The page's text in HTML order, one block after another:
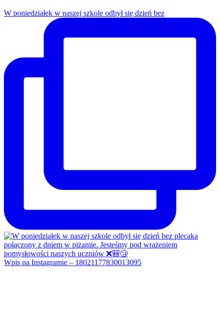
W poniedziałek w naszej szkole odbył się dzień bez
Wpis na Instagramie – 18021177830013095